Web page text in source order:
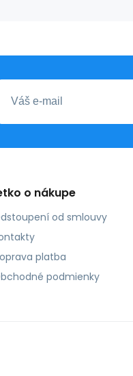
o nákupe
od smlouvy
platba
podmienky